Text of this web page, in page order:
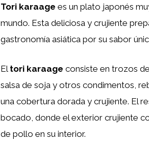
Tori karaage es un plato japonés
mundo. Esta deliciosa y crujiente
gastronomía asiática por su sabor
El tori karaage consiste en trozos
salsa de soja y otros condimentos,
una cobertura dorada y crujiente. El
bocado, donde el exterior crujiente
de pollo en su interior.